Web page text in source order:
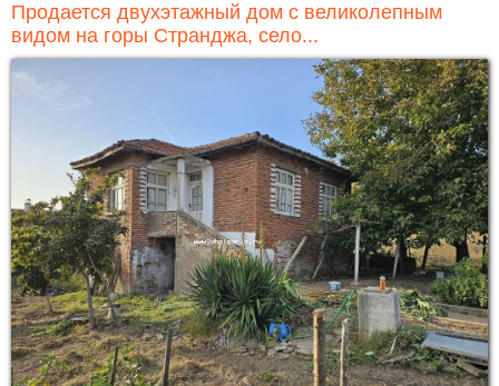
Продается двухэтажный дом с великолепным
видом на горы Странджа, село...